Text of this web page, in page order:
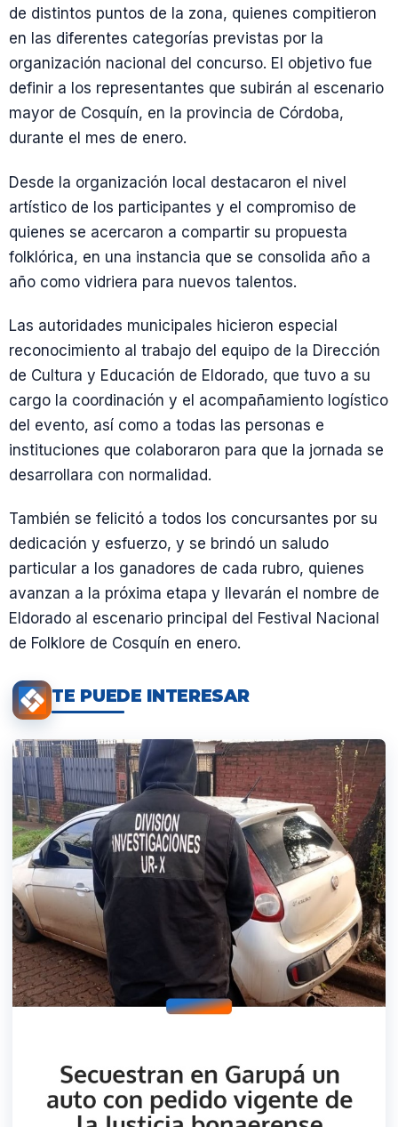
de distintos puntos de la zona, quienes compitieron
en las diferentes categorías previstas por la
organización nacional del concurso. El objetivo fue
definir a los representantes que subirán al escenario
mayor de Cosquín, en la provincia de Córdoba,
durante el mes de enero.
Desde la organización local destacaron el nivel
artístico de los participantes y el compromiso de
quienes se acercaron a compartir su propuesta
folklórica, en una instancia que se consolida año a
año como vidriera para nuevos talentos.
Las autoridades municipales hicieron especial
reconocimiento al trabajo del equipo de la Dirección
de Cultura y Educación de Eldorado, que tuvo a su
cargo la coordinación y el acompañamiento logístico
del evento, así como a todas las personas e
instituciones que colaboraron para que la jornada se
desarrollara con normalidad.
También se felicitó a todos los concursantes por su
dedicación y esfuerzo, y se brindó un saludo
particular a los ganadores de cada rubro, quienes
avanzan a la próxima etapa y llevarán el nombre de
Eldorado al escenario principal del Festival Nacional
de Folklore de Cosquín en enero.
TE PUEDE INTERESAR